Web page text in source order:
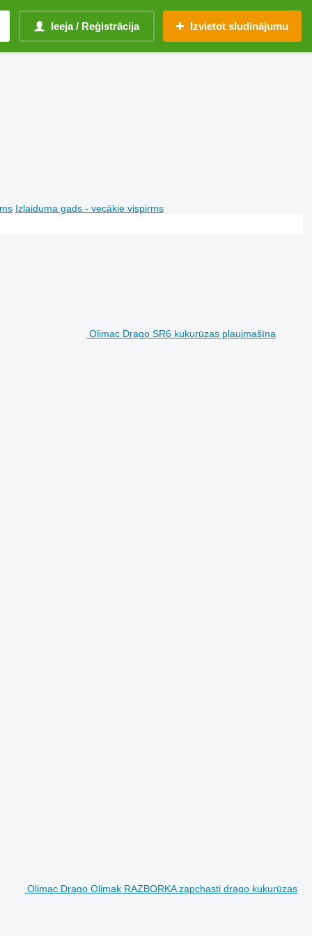
Ieeja / Reģistrācija Izvietot sludinājumu
Izlaiduma gads - vecākie vispirms
Olimac Drago SR6 kukurūzas pļaujmašīna
Olimac Drago Olimak RAZBORKA zapchasti drago kukurūzas